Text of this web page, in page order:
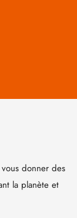
donner des
la planète et